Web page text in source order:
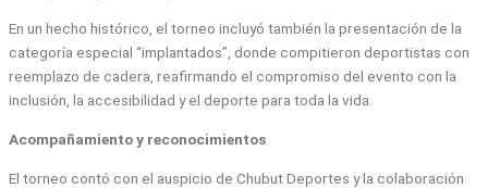
En un hecho histórico, el torneo incluyó también la presentación de la
categoría especial “implantados”, donde compitieron deportistas con
reemplazo de cadera, reafirmando el compromiso del evento con la
inclusión, la accesibilidad y el deporte para toda la vida.
Acompañamiento y reconocimientos
El torneo contó con el auspicio de Chubut Deportes y la colaboración